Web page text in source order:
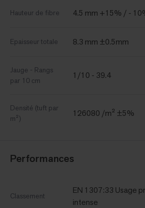
Hauteur de fibre 4.5 mm +15% / -
Epaisseur totale 8.3 mm ±0.5mm
Jauge - Rangs
par 10 cm
1/10 - 39.4
Densité (tuft par
m²)
126080 /m² ±5%
Performances
Classement
EN 1307:33 Usage
intense